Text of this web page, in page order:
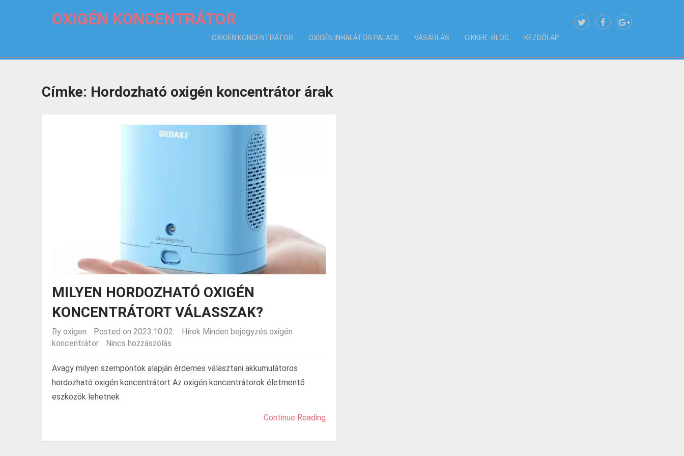
OXIGÉN KONCENTRÁTOR
OXIGÉN KONCENTRÁTOR OXIGÉN INHALÁTOR PALACK VÁSÁRLÁS CIKKEK- BLOG KEZDŐLAP
Címke: Hordozható oxigén koncentrátor árak
MILYEN HORDOZHATÓ OXIGÉN
KONCENTRÁTORT VÁLASSZAK?
By oxigen Posted on 2023.10.02. Hírek Minden bejegyzés oxigén
koncentrátor
Nincs hozzászólás
Avagy milyen szempontok alapján érdemes választani akkumulátoros
hordozható oxigén koncentrátort Az oxigén koncentrátorok életmentő
eszközök lehetnek
Continue Reading